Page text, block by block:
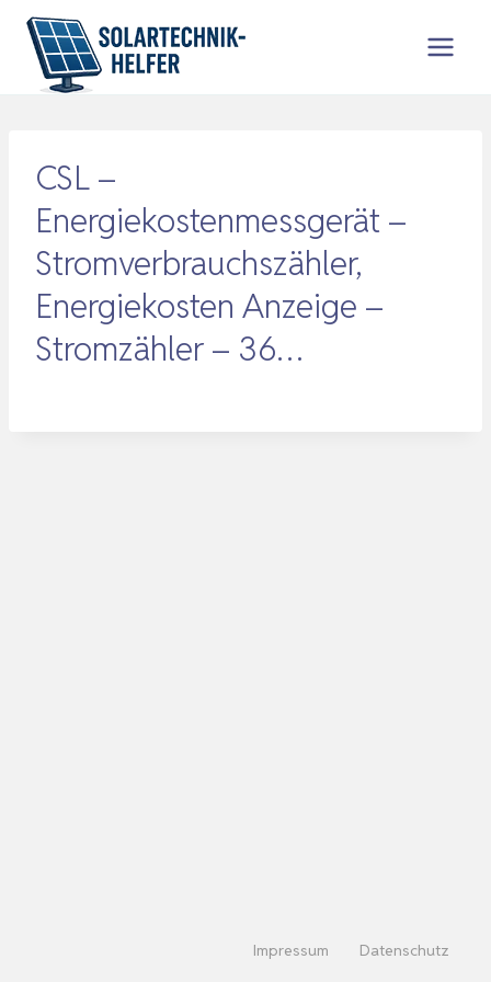
Zum
Inhalt
springen
CSL –
Energiekostenmessgerät –
Stromverbrauchszähler,
Energiekosten Anzeige –
Stromzähler – 36…
Impressum Datenschutz